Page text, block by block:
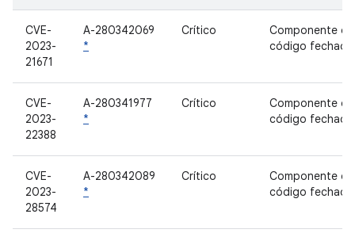
CVE-
2023-
21671
A-280342069
*
Crítico
Componente de
código fechado
CVE-
2023-
22388
A-280341977
*
Crítico
Componente de
código fechado
CVE-
2023-
28574
A-280342089
*
Crítico
Componente de
código fechado